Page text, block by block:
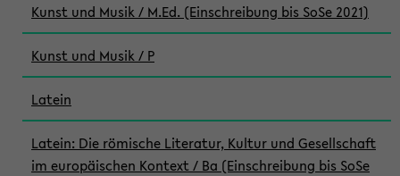
Kunst und Musik / M.Ed. (Einschreibung bis SoSe 2021)
Kunst und Musik / P
Latein
Latein: Die römische Literatur, Kultur und Gesellschaft
im europäischen Kontext / Ba (Einschreibung bis SoSe